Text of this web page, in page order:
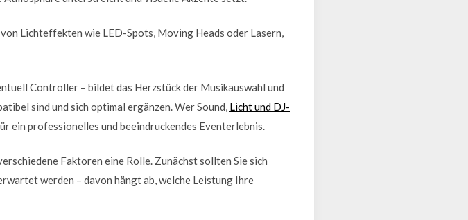
Lichteffekten wie LED-Spots, Moving Heads oder Lasern,
Controller – bildet das Herzstück der Musikauswahl und
sind und sich optimal ergänzen. Wer Sound, Licht und DJ-
ein professionelles und beeindruckendes Eventerlebnis.
Faktoren eine Rolle. Zunächst sollten Sie sich
werden – davon hängt ab, welche Leistung Ihre